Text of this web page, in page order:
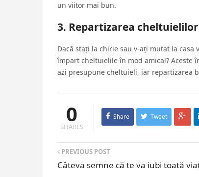
un viitor mai bun.
3. Repartizarea
Dacă stați la chirie sau v-ați mutat la
împart cheltuielile în mod amical? Aceste
azi presupune cheltuieli, iar repartizarea
0
SHARES
Share Tweet
PREVIOUS POST
Câteva semne că te va iubi toată